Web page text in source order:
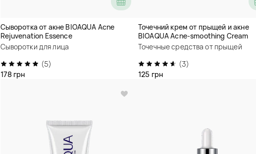
Сыворотка от акне BIOAQUA Acne
Rejuvenation Essence
Сыворотки для лица
(5)
178 грн
Точечний крем от прыщей и акне
BIOAQUA Acne-smoothing Cream
Точечные средства от прыщей
(3)
125 грн